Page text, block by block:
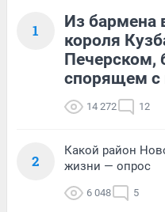
1
Из бармена
короля
Печерском,
спорящем с
14 272 12
2
Какой район
жизни — опрос
6 048 5